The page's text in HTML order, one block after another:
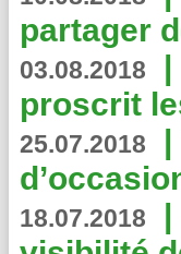
partager
03.08.2018 |
proscrit
25.07.2018 |
18.07.2018 |